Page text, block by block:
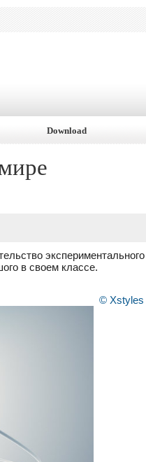
Download
экспериментального
в своем классе.
© Xstyles